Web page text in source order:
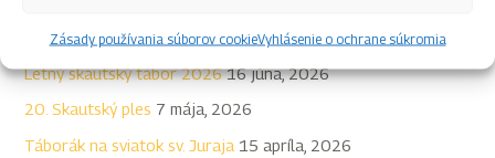
Zásady používania súborov cookieVyhlásenie o ochrane súkromia
a
ť
:
Letný skautský tábor 2026 16 júna, 2026
20. Skautský ples 7 mája, 2026
Táborák na sviatok sv. Juraja 15 apríla, 2026